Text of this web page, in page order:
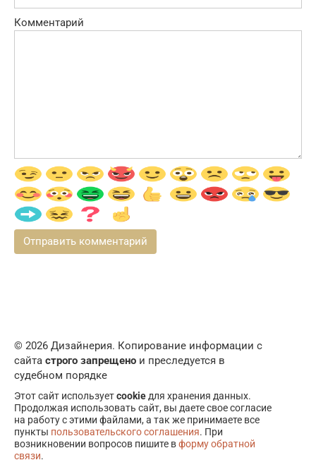
Комментарий
© 2026 Дизайнерия. Копирование информации с
сайта строго запрещено и преследуется в
судебном порядке
Этот сайт используетcookie для хранения данных.
Продолжая использовать сайт, вы даете свое согласие
на работу с этими файлами, а так же принимаете все
пункты пользовательского соглашения. При
возникновении вопросов пишите вформу обратной
связи.